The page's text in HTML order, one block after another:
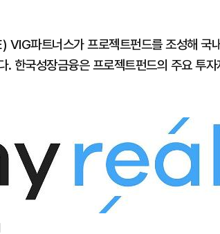
VIG파트너스가 프로젝트펀드를 조성해 국
. 한국성장금융은 프로젝트펀드의 주요 투